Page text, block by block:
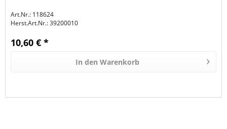
Art.Nr.: 118624
Herst.Art.Nr.:39200010
10,60 € *
In den Warenkorb